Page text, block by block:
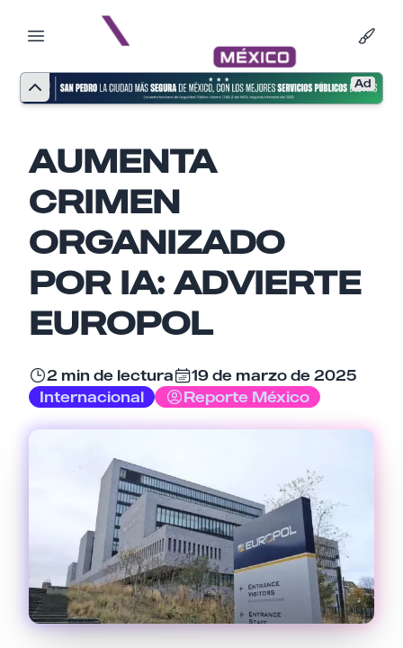
Ad
AUMENTA
CRIMEN
ORGANIZADO
POR IA: ADVIERTE
EUROPOL
2 min de lectura
19 de marzo de 2025
Internacional
Reporte México
Nombre
Email
Tu comentario